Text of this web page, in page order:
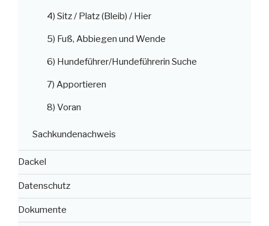
4) Sitz / Platz (Bleib) / Hier
5) Fuß, Abbiegen und Wende
6) Hundeführer/Hundeführerin Suche
7) Apportieren
8) Voran
Sachkundenachweis
Dackel
Datenschutz
Dokumente